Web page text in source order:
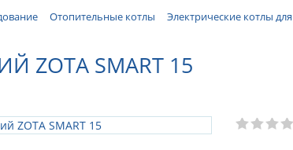
Отопительные котлы Электрические котлы
ZOTA SMART 15